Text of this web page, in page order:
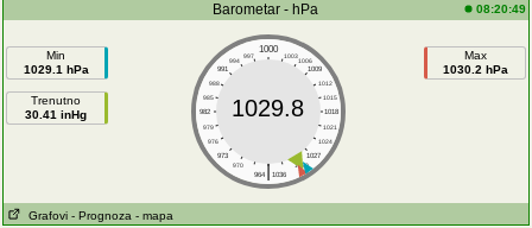
Barometar - hPa 08:20:49
Min
1029.1 hPa
Trenutno
30.41 inHg
1000
997 1003
994
1006
991
1009
988
1012
985
1015
982
1018
979
1021
976
1024
973
1027
970
1030
|
964 1036
1029.8
Max
1030.2 hPa
Grafovi - Prognoza - mapa